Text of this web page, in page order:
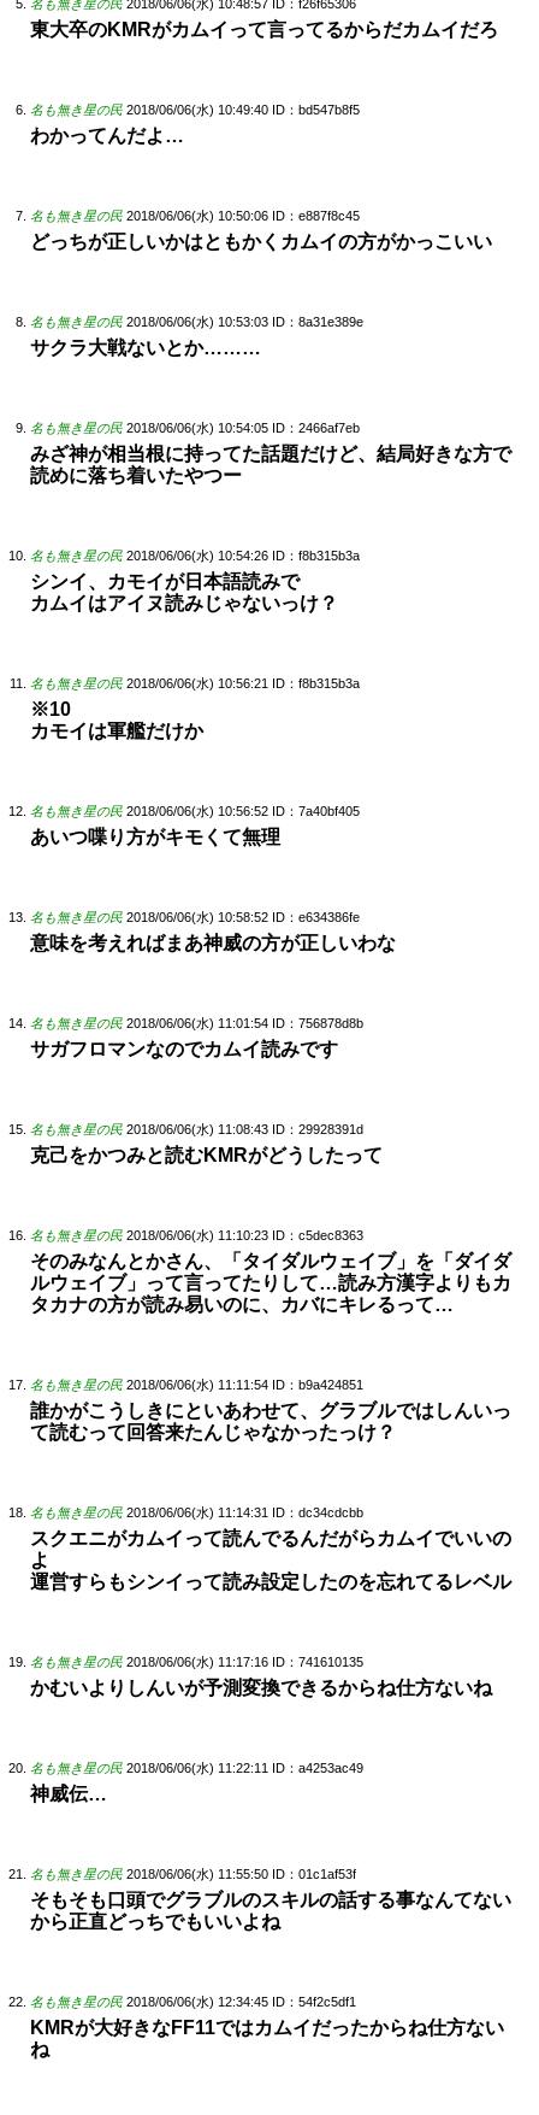
名も無き星の民 2018/06/06(水) 10:48:57 ID：f26f65306
東大卒のKMRがカムイって言ってるからだカムイだろ
名も無き星の民 2018/06/06(水) 10:49:40 ID：bd547b8f5
わかってんだよ…
名も無き星の民 2018/06/06(水) 10:50:06 ID：e887f8c45
どっちが正しいかはともかくカムイの方がかっこいい
名も無き星の民 2018/06/06(水) 10:53:03 ID：8a31e389e
サクラ大戦ないとか………
名も無き星の民 2018/06/06(水) 10:54:05 ID：2466af7eb
みざ神が相当根に持ってた話題だけど、結局好きな方で
読めに落ち着いたやつー
名も無き星の民 2018/06/06(水) 10:54:26 ID：f8b315b3a
シンイ、カモイが日本語読みで
カムイはアイヌ読みじゃないっけ？
名も無き星の民 2018/06/06(水) 10:56:21 ID：f8b315b3a
※10
カモイは軍艦だけか
名も無き星の民 2018/06/06(水) 10:56:52 ID：7a40bf405
あいつ喋り方がキモくて無理
名も無き星の民 2018/06/06(水) 10:58:52 ID：e634386fe
意味を考えればまあ神威の方が正しいわな
名も無き星の民 2018/06/06(水) 11:01:54 ID：756878d8b
サガフロマンなのでカムイ読みです
名も無き星の民 2018/06/06(水) 11:08:43 ID：29928391d
克己をかつみと読むKMRがどうしたって
名も無き星の民 2018/06/06(水) 11:10:23 ID：c5dec8363
そのみなんとかさん、「タイダルウェイブ」を「ダイダ
ルウェイブ」って言ってたりして…読み方漢字よりもカ
タカナの方が読み易いのに、カバにキレるって…
名も無き星の民 2018/06/06(水) 11:11:54 ID：b9a424851
誰かがこうしきにといあわせて、グラブルではしんいっ
て読むって回答来たんじゃなかったっけ？
名も無き星の民 2018/06/06(水) 11:14:31 ID：dc34cdcbb
スクエニがカムイって読んでるんだがらカムイでいいの
よ
運営すらもシンイって読み設定したのを忘れてるレベル
名も無き星の民 2018/06/06(水) 11:17:16 ID：741610135
かむいよりしんいが予測変換できるからね仕方ないね
名も無き星の民 2018/06/06(水) 11:22:11 ID：a4253ac49
神威伝…
名も無き星の民 2018/06/06(水) 11:55:50 ID：01c1af53f
そもそも口頭でグラブルのスキルの話する事なんてない
から正直どっちでもいいよね
名も無き星の民 2018/06/06(水) 12:34:45 ID：54f2c5df1
KMRが大好きなFF11ではカムイだったからね仕方ない
ね